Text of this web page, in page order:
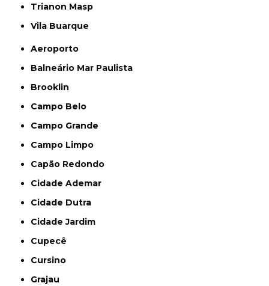
Trianon Masp
Vila Buarque
Aeroporto
Balneário Mar Paulista
Brooklin
Campo Belo
Campo Grande
Campo Limpo
Capão Redondo
Cidade Ademar
Cidade Dutra
Cidade Jardim
Cupecê
Cursino
Grajau